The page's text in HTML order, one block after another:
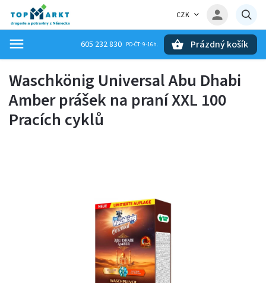
CZK
605 232 830 Prázdný košík
Waschkönig Universal Abu Dhabi
Amber prášek na praní XXL 100
Pracích cyklů